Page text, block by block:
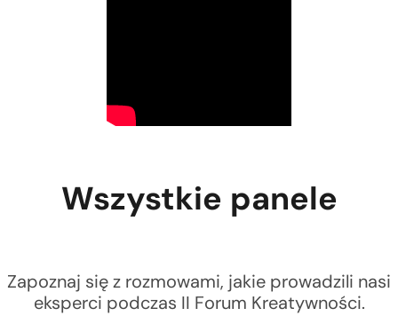
Wszystkie panele
Zapoznaj się z rozmowami, jakie prowadzili nasi
eksperci podczas II Forum Kreatywności.